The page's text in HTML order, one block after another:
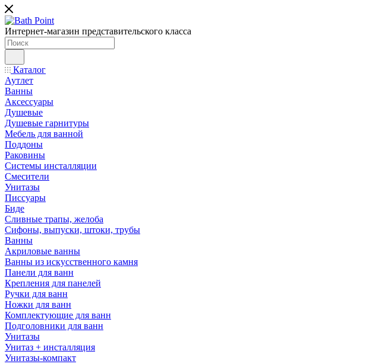
Интернет-магазин представительского класса
Каталог
Аутлет
Ванны
Аксессуары
Душевые
Душевые гарнитуры
Мебель для ванной
Поддоны
Раковины
Системы инсталляции
Смесители
Унитазы
Писсуары
Биде
Сливные трапы, желоба
Сифоны, выпуски, штоки, трубы
Ванны
Акриловые ванны
Ванны из искусственного камня
Панели для ванн
Крепления для панелей
Ручки для ванн
Ножки для ванн
Комплектующие для ванн
Подголовники для ванн
Унитазы
Унитаз + инсталляция
Унитазы-компакт